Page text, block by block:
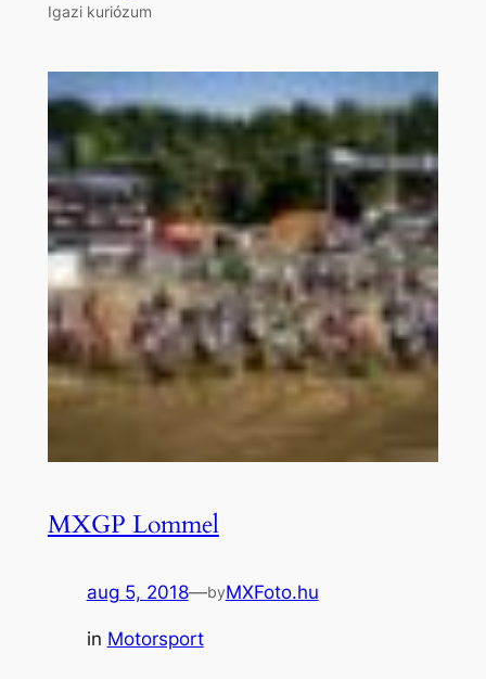
Igazi kuriózum
MXGP Lommel
aug 5, 2018—byMXFoto.hu
in Motorsport